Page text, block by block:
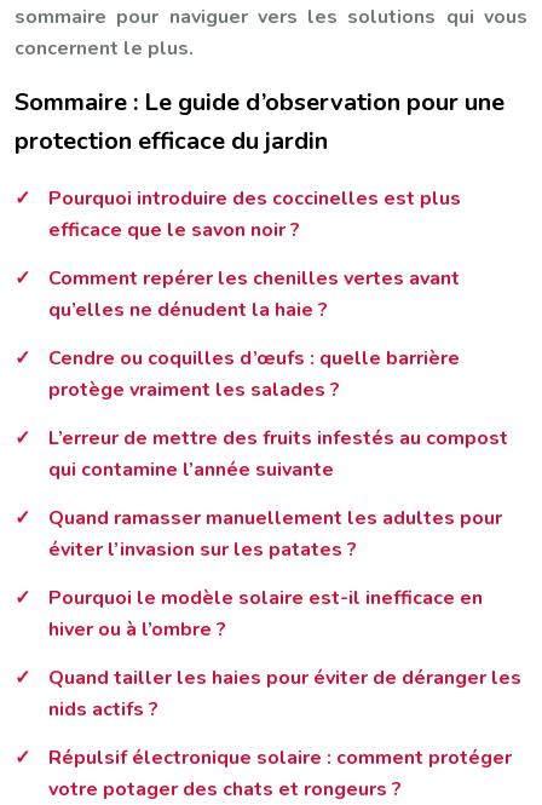
sommaire pour naviguer vers les solutions qui vous
concernent le plus.
Sommaire : Le guide d’observation pour une
protection efficace du jardin
Pourquoi introduire des coccinelles est plus
efficace que le savon noir ?
Comment repérer les chenilles vertes avant
qu’elles ne dénudent la haie ?
Cendre ou coquilles d’œufs : quelle barrière
protège vraiment les salades ?
L’erreur de mettre des fruits infestés au compost
qui contamine l’année suivante
Quand ramasser manuellement les adultes pour
éviter l’invasion sur les patates ?
Pourquoi le modèle solaire est-il inefficace en
hiver ou à l’ombre ?
Quand tailler les haies pour éviter de déranger les
nids actifs ?
Répulsif électronique solaire : comment protéger
votre potager des chats et rongeurs ?